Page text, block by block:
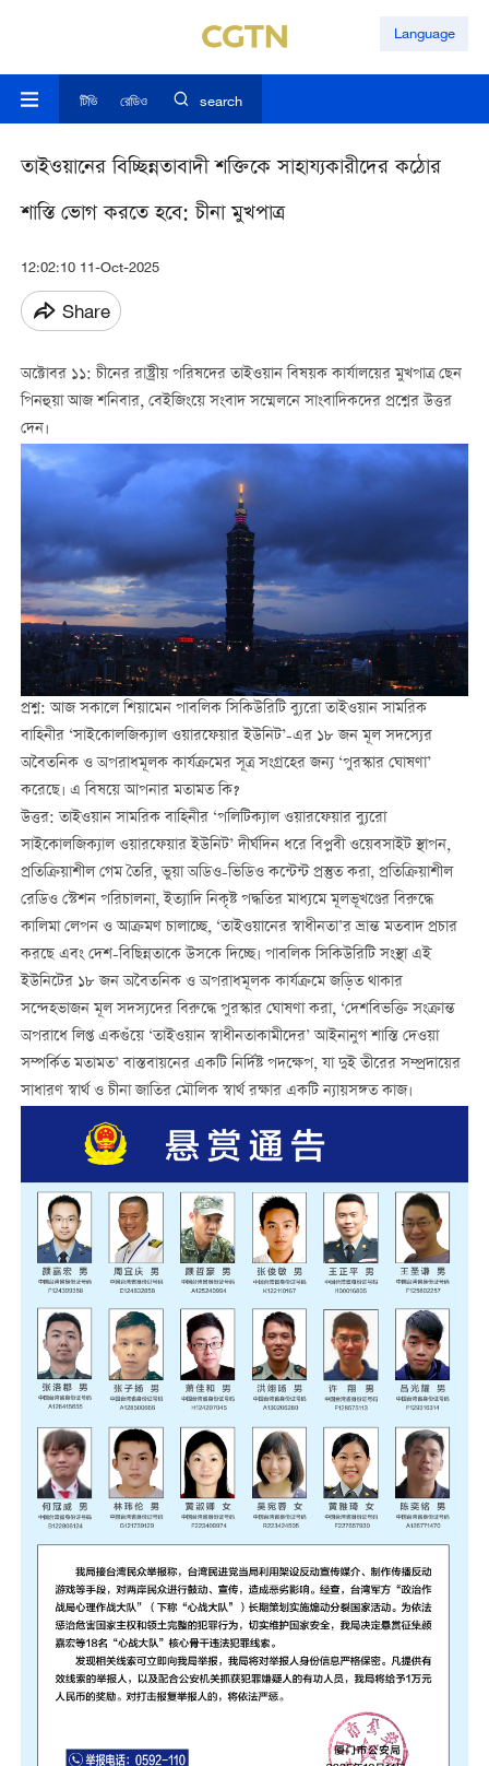
Language
টিভি রেডিও search
তাইওয়ানের বিচ্ছিন্নতাবাদী শক্তিকে সাহায্যকারীদের কঠোর
শাস্তি ভোগ করতে হবে: চীনা মুখপাত্র
12:02:10 11-Oct-2025
Share
অক্টোবর ১১: চীনের রাষ্ট্রীয় পরিষদের তাইওয়ান বিষয়ক কার্যালয়ের মুখপাত্র ছেন
পিনহুয়া আজ শনিবার, বেইজিংয়ে সংবাদ সম্মেলনে সাংবাদিকদের প্রশ্নের উত্তর
দেন।
প্রশ্ন: আজ সকালে শিয়ামেন পাবলিক সিকিউরিটি ব্যুরো তাইওয়ান সামরিক
বাহিনীর ‘সাইকোলজিক্যাল ওয়ারফেয়ার ইউনিট’-এর ১৮ জন মূল সদস্যের
অবৈতনিক ও অপরাধমূলক কার্যক্রমের সূত্র সংগ্রহের জন্য ‘পুরস্কার ঘোষণা’
করেছে। এ বিষয়ে আপনার মতামত কি?
উত্তর: তাইওয়ান সামরিক বাহিনীর ‘পলিটিক্যাল ওয়ারফেয়ার ব্যুরো
সাইকোলজিক্যাল ওয়ারফেয়ার ইউনিট’ দীর্ঘদিন ধরে বিপ্লবী ওয়েবসাইট স্থাপন,
প্রতিক্রিয়াশীল গেম তৈরি, ভুয়া অডিও-ভিডিও কন্টেন্ট প্রস্তুত করা, প্রতিক্রিয়াশীল
রেডিও স্টেশন পরিচালনা, ইত্যাদি নিকৃষ্ট পদ্ধতির মাধ্যমে মূলভূখণ্ডের বিরুদ্ধে
কালিমা লেপন ও আক্রমণ চালাচ্ছে, ‘তাইওয়ানের স্বাধীনতা’র ভ্রান্ত মতবাদ প্রচার
করছে এবং দেশ-বিছিন্নতাকে উসকে দিচ্ছে। পাবলিক সিকিউরিটি সংস্থা এই
ইউনিটের ১৮ জন অবৈতনিক ও অপরাধমূলক কার্যক্রমে জড়িত থাকার
সন্দেহভাজন মূল সদস্যদের বিরুদ্ধে পুরস্কার ঘোষণা করা, ‘দেশবিভক্তি সংক্রান্ত
অপরাধে লিপ্ত একগুঁয়ে ‘তাইওয়ান স্বাধীনতাকামীদের’ আইনানুগ শাস্তি দেওয়া
সম্পর্কিত মতামত’ বাস্তবায়নের একটি নির্দিষ্ট পদক্ষেপ, যা দুই তীরের সম্প্রদায়ের
সাধারণ স্বার্থ ও চীনা জাতির মৌলিক স্বার্থ রক্ষার একটি ন্যায়সঙ্গত কাজ।